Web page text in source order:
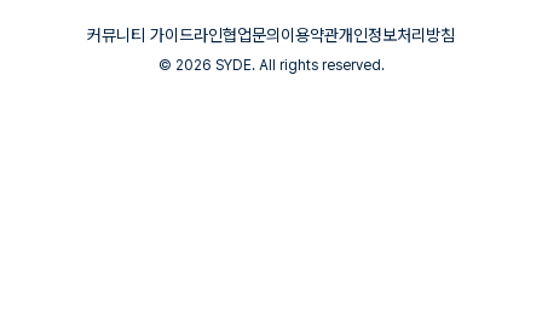
커뮤니티 가이드라인협업문의 이용약관개인정보처리방침
© 2026 SYDE. All rights reserved.